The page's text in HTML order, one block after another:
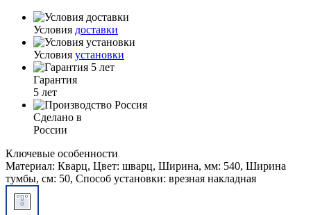
Условия доставки
Условия установки
Гарантия
5 лет
Сделано в
России
Ключевые особенности
Материал: Кварц, Цвет: шварц, Ширина, мм: 540, Ширина
тумбы, см: 50, Способ установки: врезная накладная